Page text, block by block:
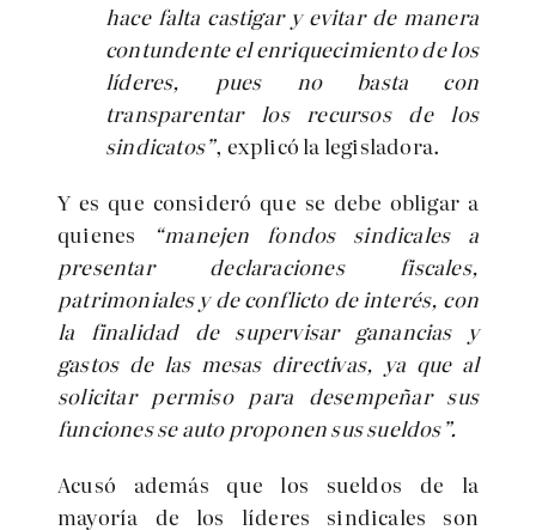
hace falta castigar y evitar de manera
contundente el enriquecimiento de los
líderes, pues no basta con
transparentar los recursos de los
sindicatos”, explicó la legisladora.
Y es que consideró que se debe obligar a
quienes
“manejen fondos sindicales a
presentar declaraciones fiscales,
patrimoniales y de conflicto de interés, con
la finalidad de supervisar ganancias y
gastos de las mesas directivas, ya que al
solicitar permiso para desempeñar sus
funciones se auto proponen sus sueldos”.
Acusó además que los sueldos de la
mayoría de los líderes sindicales son